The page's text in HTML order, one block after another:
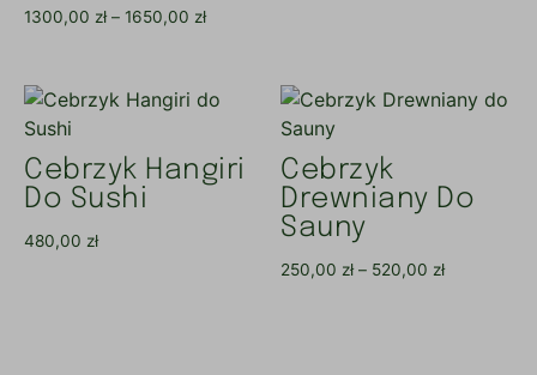
1300,00 zł – 1650,00 zł
Cebrzyk Hangiri
Do Sushi
480,00 zł
Cebrzyk
Drewniany Do
Sauny
250,00 zł – 520,00 zł